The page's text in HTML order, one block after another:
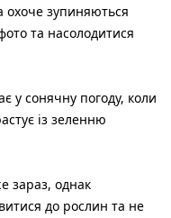
охоче зупиняються
та насолодитися
у сонячну погоду, коли
із зеленню
зараз, однак
до рослин та не